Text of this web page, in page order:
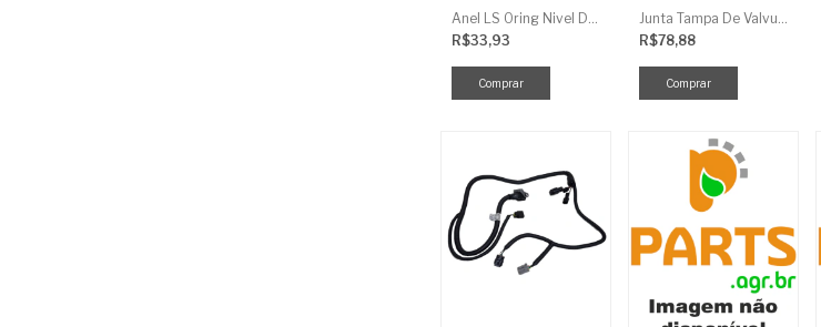
Anel LS Oring Nivel De Oleo EGQ125
R$33,93
Junta Tampa De Valvula LS
R$78,88